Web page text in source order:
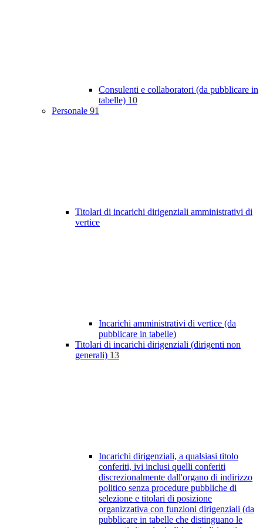
Consulenti e collaboratori (da pubblicare in
tabelle) 10
Personale 91
Titolari di incarichi dirigenziali amministrativi di
vertice
Incarichi amministrativi di vertice (da
pubblicare in tabelle)
Titolari di incarichi dirigenziali (dirigenti non
generali) 13
Incarichi dirigenziali, a qualsiasi titolo
conferiti, ivi inclusi quelli conferiti
discrezionalmente dall'organo di indirizzo
politico senza procedure pubbliche di
selezione e titolari di posizione
organizzativa con funzioni dirigenziali (da
pubblicare in tabelle che distinguano le